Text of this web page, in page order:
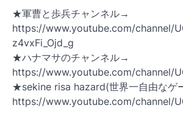
★軍曹と歩兵チャンネル→
https://www.youtube.com/channel/
z4vxFi_Ojd_g
★ハナマサのチャンネル→
https://www.youtube.com/channel/
★sekine risa hazard(世界一自由なゲ
https://www.youtube.com/channel/